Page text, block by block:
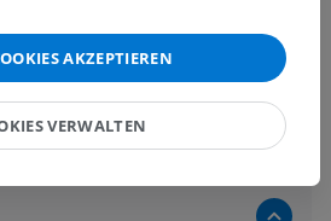
AKZEPTIEREN
VERWALTEN